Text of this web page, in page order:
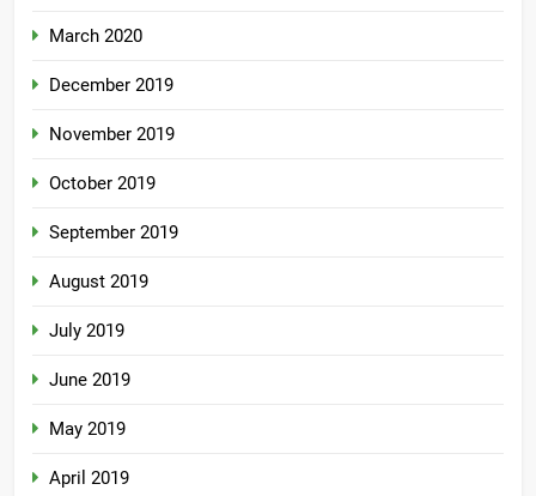
March 2020
December 2019
November 2019
October 2019
September 2019
August 2019
July 2019
June 2019
May 2019
April 2019